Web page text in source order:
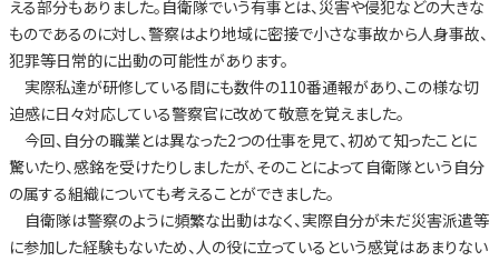
える部分もありました。自衛隊でいう有事とは、災害や侵犯などの大きな
ものであるのに対し、警察はより地域に密接で小さな事故から人身事故、
犯罪等日常的に出動の可能性があります。
実際私達が研修している間にも数件の110番通報があり、この様な切
迫感に日々対応している警察官に改めて敬意を覚えました。
今回、自分の職業とは異なった2つの仕事を見て、初めて知ったことに
驚いたり、感銘を受けたりしましたが、そのことによって自衛隊という自分
の属する組織についても考えることができました。
自衛隊は警察のように頻繁な出動はなく、実際自分が未だ災害派遣等
に参加した経験もないため、人の役に立っているという感覚はあまりない